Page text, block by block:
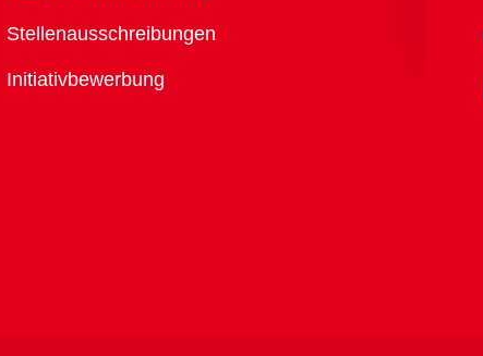
Stellenausschreibungen
Initiativbewerbung